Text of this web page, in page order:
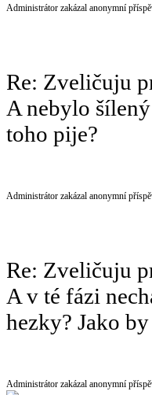
Administrátor zakázal anonymní
Re: Zveličuju
A nebylo
toho pije?
Administrátor zakázal anonymní
Re: Zveličuju
A v té fázi
hezky? Jako
Administrátor zakázal anonymní